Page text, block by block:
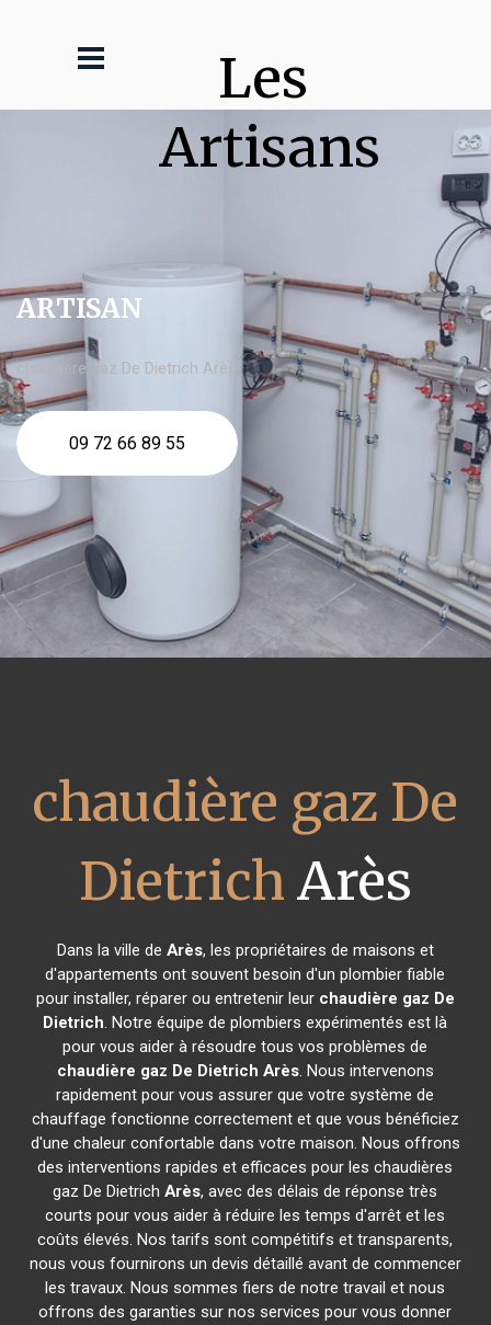
Les
Artisans
ARTISAN
chaudière gaz De Dietrich Arès
09 72 66 89 55
chaudière gaz De
Dietrich Arès
Dans la ville de Arès, les propriétaires de maisons et
d'appartements ont souvent besoin d'un plombier fiable
pour installer, réparer ou entretenir leur chaudière gaz De
Dietrich. Notre équipe de plombiers expérimentés est là
pour vous aider à résoudre tous vos problèmes de
chaudière gaz De Dietrich Arès. Nous intervenons
rapidement pour vous assurer que votre système de
chauffage fonctionne correctement et que vous bénéficiez
d'une chaleur confortable dans votre maison. Nous offrons
des interventions rapides et efficaces pour les chaudières
gaz De DietrichArès, avec des délais de réponse très
courts pour vous aider à réduire les temps d'arrêt et les
coûts élevés. Nos tarifs sont compétitifs et transparents,
nous vous fournirons un devis détaillé avant de commencer
les travaux. Nous sommes fiers de notre travail et nous
offrons des garanties sur nos services pour vous donner